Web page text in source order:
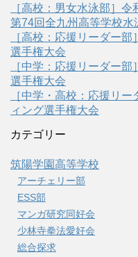
［高校：男女水泳部］
第74回全九州高等学校水
［高校：応援リーダー
選手権大会
［中学：応援リーダー
選手権大会
［中学・高校：応援リ
ィング選手権大会
カテゴリー
筑陽学園高等学校
アーチェリー部
ESS部
マンガ研究同好会
少林寺拳法愛好会
総合探求